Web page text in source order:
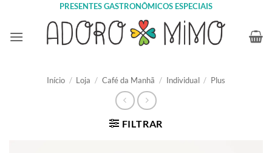
content
PRESENTES GASTRONÔMICOS ESPECIAIS
Início / Loja / Café da Manhã / Individual / Plus
FILTRAR